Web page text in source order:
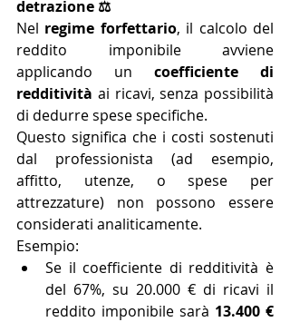
detrazione ⚖️
Nel regime forfettario, il calcolo del
reddito imponibile avviene
applicando un coefficiente di
redditività ai ricavi, senza possibilità
di dedurre spese specifiche.
Questo significa che i costi sostenuti
dal professionista (ad esempio,
affitto, utenze, o spese per
attrezzature) non possono essere
considerati analiticamente.
Esempio:
Se il coefficiente di redditività è
del 67%, su 20.000 € di ricavi il
reddito imponibile sarà 13.400 €